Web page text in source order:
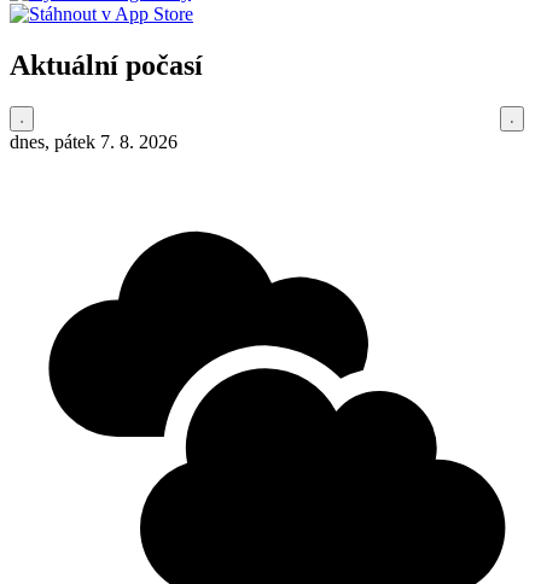
Aktuální počasí
dnes, pátek 7. 8. 2026